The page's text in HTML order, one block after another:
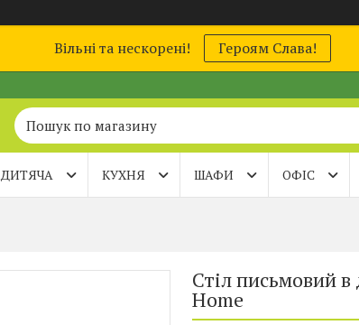
Вільні та нескорені! Героям Слава!
ДИТЯЧА КУХНЯ ШАФИ ОФІС
Стіл письмовий
Home